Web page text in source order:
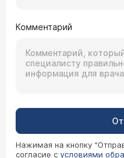
Комментарий
Нажимая на кнопку
согласие с условиями